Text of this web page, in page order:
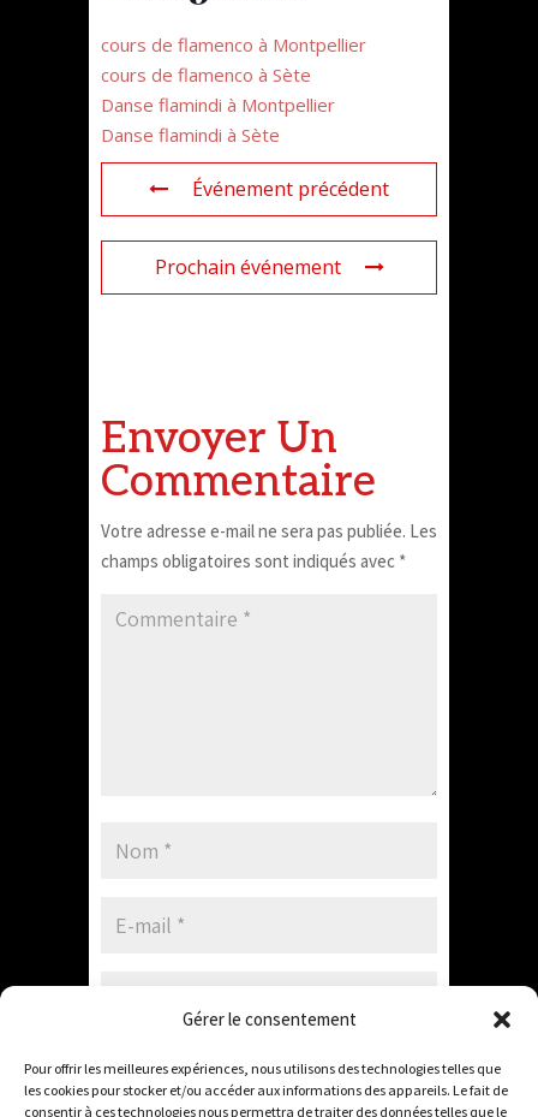
Gérer le consentement
Pour offrir les meilleures expériences, nous utilisons des technologies telles que
les cookies pour stocker et/ou accéder aux informations des appareils. Le fait de
consentir à ces technologies nous permettra de traiter des données telles que le
cours de flamenco à Montpellier
cours de flamenco à Sète
Danse flamindi à Montpellier
Danse flamindi à Sète
Événement précédent
Prochain événement
Envoyer Un
Commentaire
Votre adresse e-mail ne sera pas publiée. Les
champs obligatoires sont indiqués avec *
Enregistrer mon nom, mon e-mail et mon
site dans le navigateur pour mon prochain